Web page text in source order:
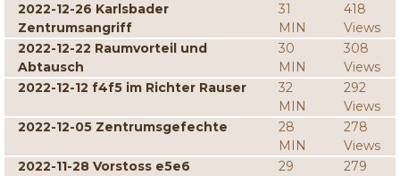
2022-12-26 Karlsbader
Zentrumsangriff
31
MIN
418
Views
2022-12-22 Raumvorteil und
Abtausch
30
MIN
308
Views
2022-12-12 f4f5 im Richter Rauser
32
MIN
292
Views
2022-12-05 Zentrumsgefechte
28
MIN
278
Views
2022-11-28 Vorstoss e5e6
29
279